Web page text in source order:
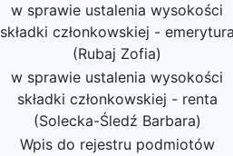
w sprawie ustalenia wysokości
składki członkowskiej -
(Rubaj Zofia)
w sprawie ustalenia wysokości
składki członkowskiej - renta
(Solecka-Śledź Barbara)
Wpis do rejestru podmiotów